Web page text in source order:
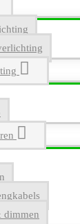
dimmen